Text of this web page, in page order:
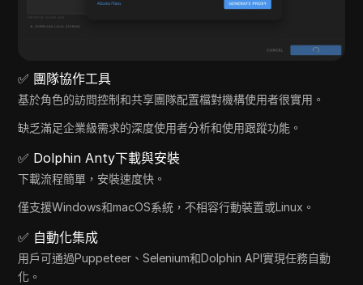
✅ 團隊協作工具
基於角色的訪問控制和共享團隊配置檔對機構使用者很實用。
缺乏滿足企業級需求的深度使用者分析和使用跟蹤功能。
✅ Dolphin Anty下載與安裝
下載流程簡單，安裝速度快。
僅支援Windows和macOS系統，不相容行動裝置或Linux。
✅ 自動化集成
用戶可通過Puppeteer、Selenium和Dolphin API實現任務自動
化。